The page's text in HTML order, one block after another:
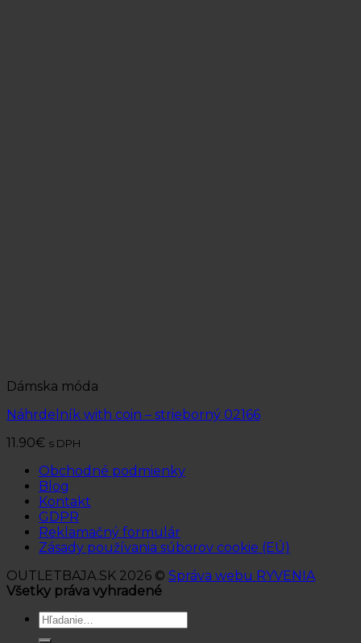
Dámska móda
Náhrdelník with coin – strieborný 02166
11.90€ s DPH
Obchodné podmienky
Blog
Kontakt
GDPR
Reklamačný formulár
Zásady používania súborov cookie (EÚ)
OUTLETBAJA.SK 2026 © Správa webu RYVENIA
Všetky práva vyhradené
Hľadať: